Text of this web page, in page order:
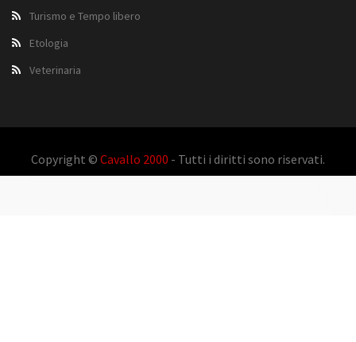
Turismo e Tempo libero
Etologia
Veterinaria
Copyright © Cavallo 2000 - Tutti i diritti sono riservati.